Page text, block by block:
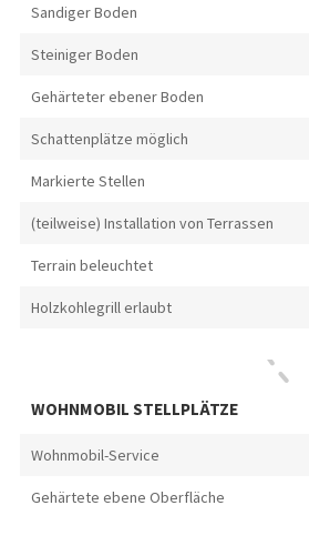
Sandiger Boden
Steiniger Boden
Gehärteter ebener Boden
Schattenplätze möglich
Markierte Stellen
(teilweise) Installation von Terrassen
Terrain beleuchtet
Holzkohlegrill erlaubt
WOHNMOBIL STELLPLÄTZE
Wohnmobil-Service
Gehärtete ebene Oberfläche